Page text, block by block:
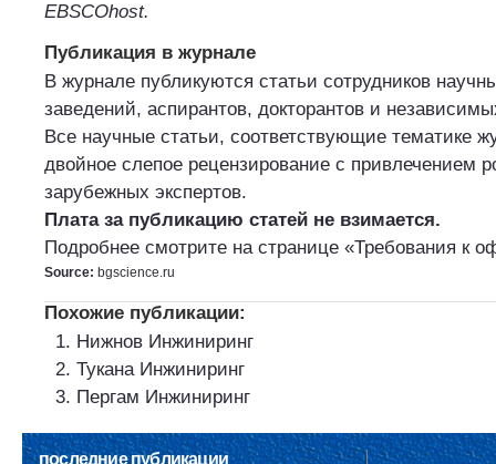
EBSCOhost.
Публикация в журнале
В журнале публикуются статьи сотрудников
заведений, аспирантов, докторантов и
Все научные статьи, соответствующие тематике
двойное слепое рецензирование с привлечением
зарубежных экспертов.
Плата за публикацию статей не взимается.
Подробнее смотрите на странице «Требования к
Source: bgscience.ru
Похожие публикации:
Нижнов Инжиниринг
Тукана Инжиниринг
Пергам Инжиниринг
последние публикации